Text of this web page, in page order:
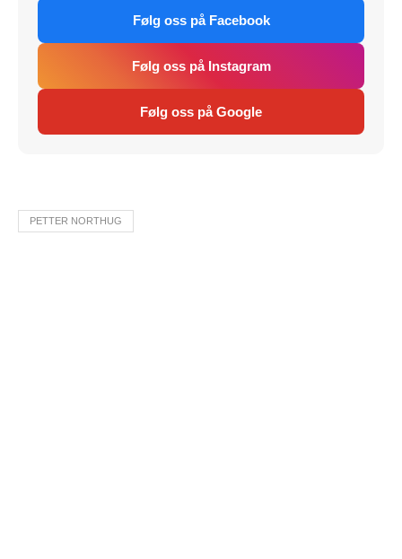
Følg oss på Facebook
Følg oss på Instagram
Følg oss på Google
PETTER NORTHUG